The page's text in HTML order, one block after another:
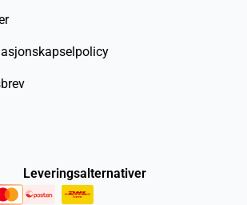
Leveringsalternativer